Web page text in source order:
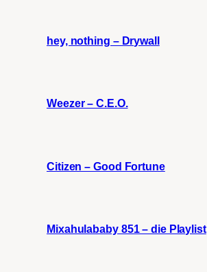
hey, nothing – Drywall
Weezer – C.E.O.
Citizen – Good Fortune
Mixahulababy 851 – die Playlist